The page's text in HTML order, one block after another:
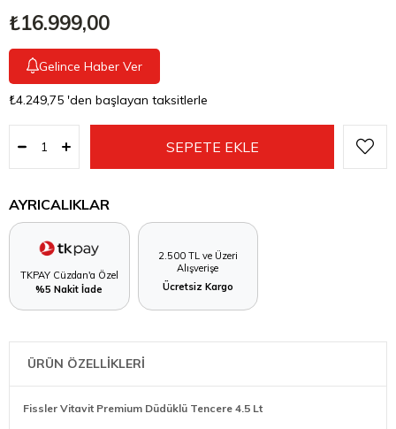
₺16.999,00
Gelince Haber Ver
₺4.249,75 'den başlayan taksitlerle
AYRICALIKLAR
TKPAY Cüzdan'a Özel
%5 Nakit İade
2.500 TL ve Üzeri
Alışverişe
Ücretsiz Kargo
ÜRÜN ÖZELLİKLERİ
Fissler Vitavit Premium Düdüklü Tencere 4.5 Lt